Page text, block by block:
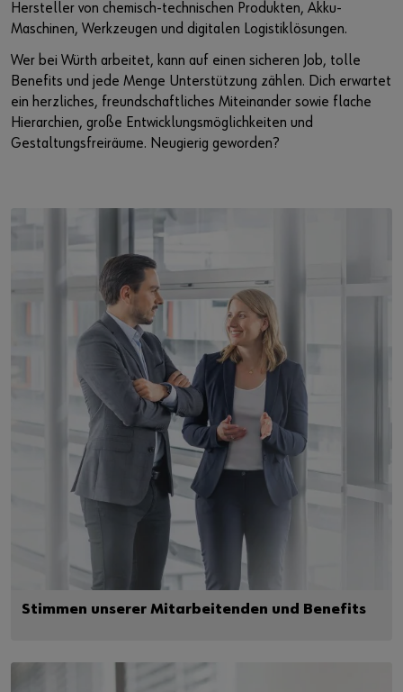
Hersteller von chemisch-technischen Produkten, Akku-
Maschinen, Werkzeugen und digitalen Logistiklösungen.
Wer bei Würth arbeitet, kann auf einen sicheren Job, tolle
Benefits und jede Menge Unterstützung zählen. Dich erwartet
ein herzliches, freundschaftliches Miteinander sowie flache
Hierarchien, große Entwicklungsmöglichkeiten und
Gestaltungsfreiräume. Neugierig geworden?
Stimmen unserer Mitarbeitenden und Benefits